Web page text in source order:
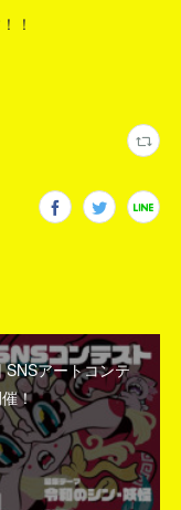
！
SNSアートコンテ
！